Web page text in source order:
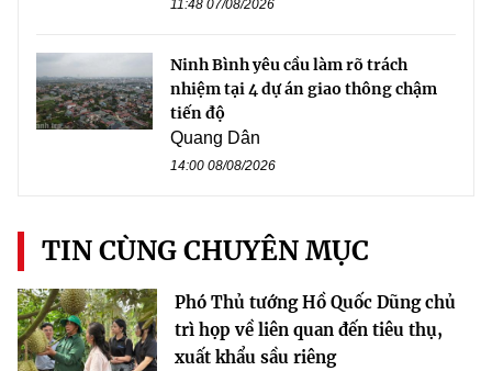
11:48 07/08/2026
Ninh Bình yêu cầu làm rõ trách
nhiệm tại 4 dự án giao thông chậm
tiến độ
Quang Dân
14:00 08/08/2026
TIN CÙNG CHUYÊN MỤC
Phó Thủ tướng Hồ Quốc Dũng chủ
trì họp về liên quan đến tiêu thụ,
xuất khẩu sầu riêng